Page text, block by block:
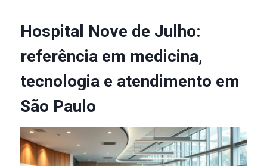
Hospital Nove de Julho:
referência em medicina,
tecnologia e atendimento em
São Paulo